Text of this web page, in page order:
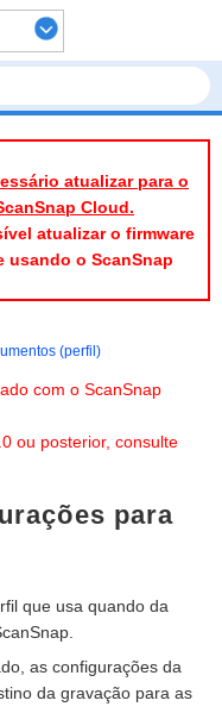
atualizar para o
Cloud.
atualizar o firmware
usando o ScanSnap
(perfil)
com o ScanSnap
ou posterior, consulte
para
que usa quando da
as configurações da
da gravação para as